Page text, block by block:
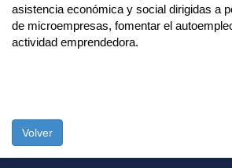
asistencia económica y social dirigidas a
de microempresas, fomentar el
actividad
Volver